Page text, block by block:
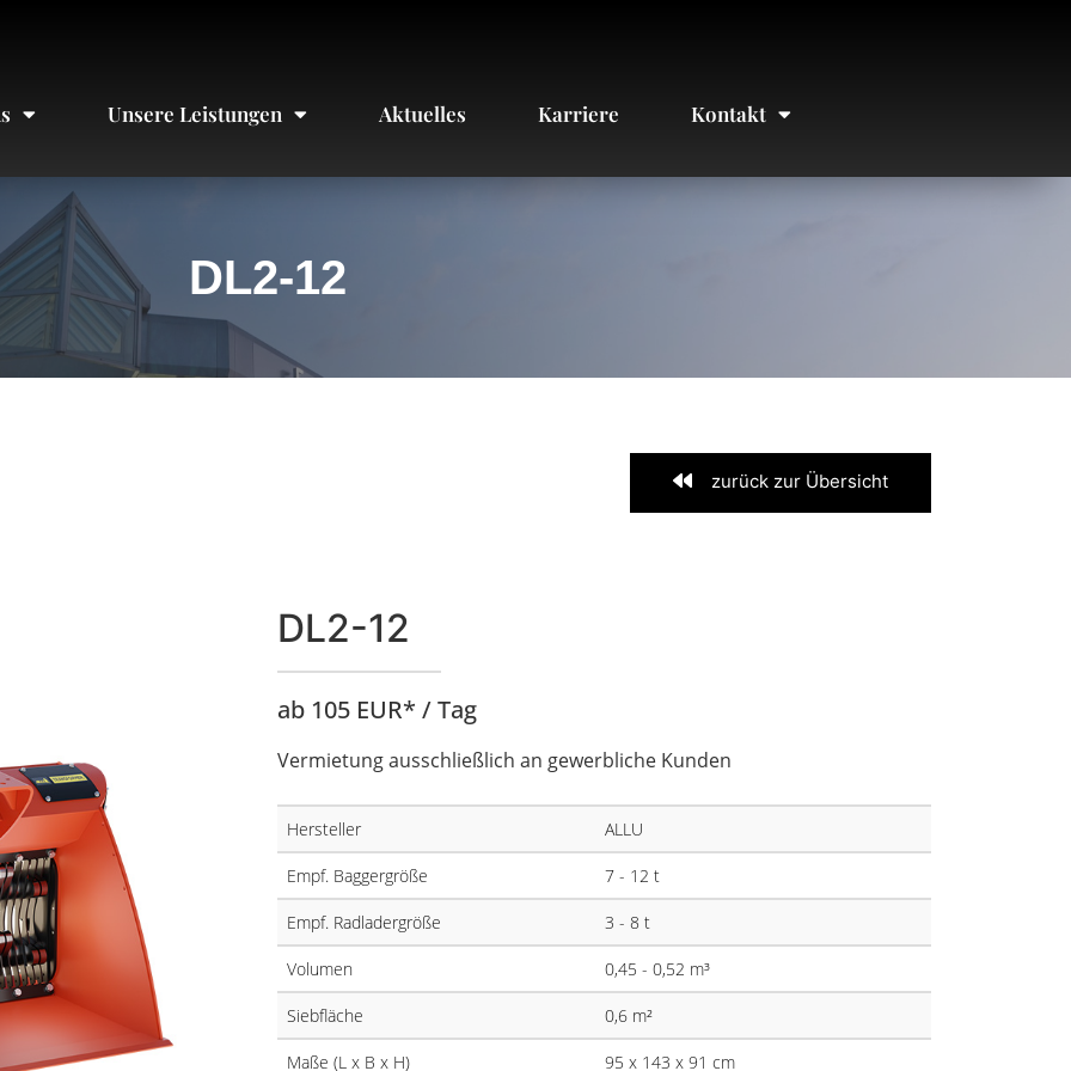
Unsere Leistungen Aktuelles Karriere Kontakt
DL2-12
zurück zur Übersicht
DL2-12
ab 105 EUR* / Tag
Vermietung ausschließlich an gewerbliche Kunden
Hersteller ALLU
Empf. Baggergröße 7 - 12 t
Empf. Radladergröße 3 - 8 t
Volumen 0,45 - 0,52 m³
Siebfläche 0,6 m²
Maße (L x B x H) 95 x 143 x 91 cm